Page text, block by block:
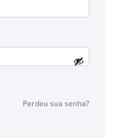
Perdeu sua senha?